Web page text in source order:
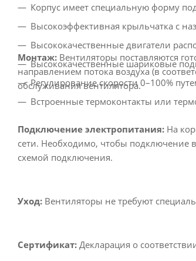
Корпус имеет специальную форму
Высокоэффективная крыльчатка с
Высококачественные двигатели
Высококачественные шариковые
Регулирование скорости 0–100%
Встроенные термоконтакты или
Монтаж: Вентиляторы поставляются
направлением потока воздуха (в
обслуживания вентилятора.
Подключение электропитания: На
сети. Необходимо, чтобы подключение
схемой подключения.
Уход: Вентиляторы не требуют
Сертификат: Декларация о